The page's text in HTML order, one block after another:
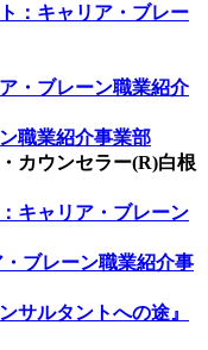
：キャリア・ブレー
・ブレーン職業紹介
職業紹介事業部
カウンセラー(R)白根
キャリア・ブレーン
ブレーン職業紹介事
サルタントへの途』